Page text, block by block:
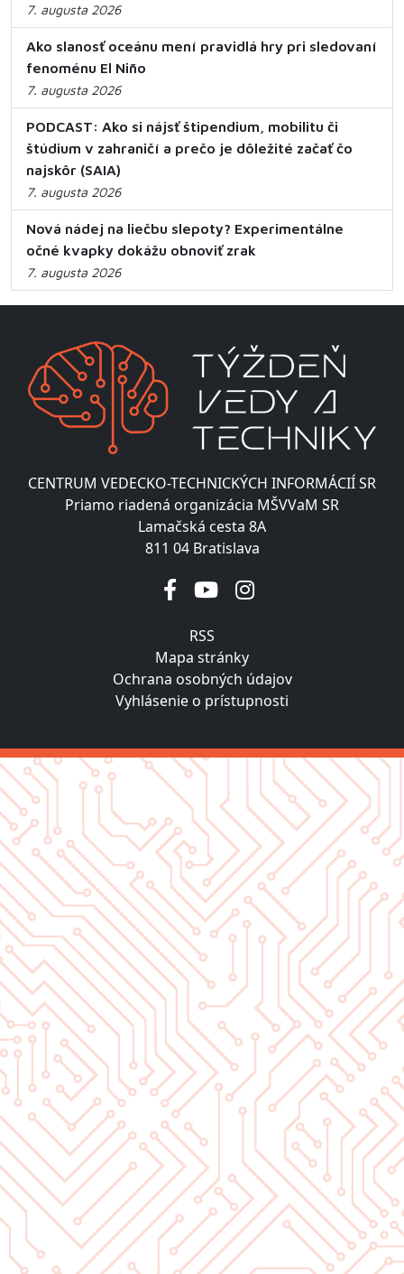
7. augusta 2026
Ako slanosť oceánu mení pravidlá hry pri sledovaní
fenoménu El Niño
7. augusta 2026
PODCAST: Ako si nájsť štipendium, mobilitu či
štúdium v zahraničí a prečo je dôležité začať čo
najskôr (SAIA)
7. augusta 2026
Nová nádej na liečbu slepoty? Experimentálne
očné kvapky dokážu obnoviť zrak
7. augusta 2026
CENTRUM VEDECKO-TECHNICKÝCH INFORMÁCIÍ SR
Priamo riadená organizácia MŠVVaM SR
Lamačská cesta 8A
811 04 Bratislava
RSS
Mapa stránky
Ochrana osobných údajov
Vyhlásenie o prístupnosti